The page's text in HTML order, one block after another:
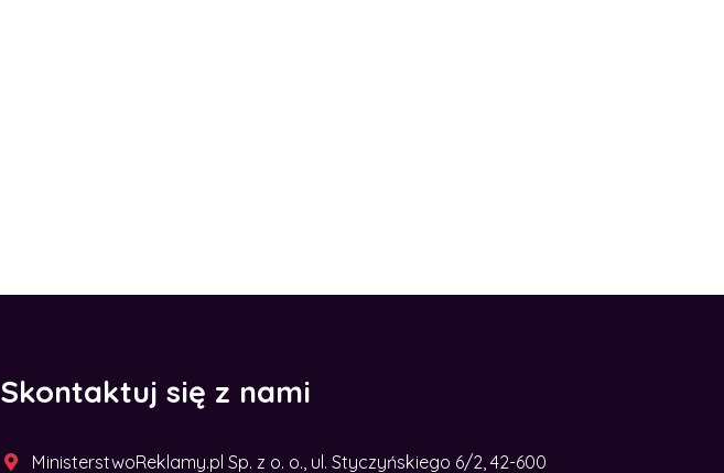
Skontaktuj się z nami
MinisterstwoReklamy.pl Sp. z o. o., ul. Styczyńskiego 6/2, 42-600